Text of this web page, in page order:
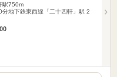
駅750m
地下鉄東西線「二十四軒」駅 2